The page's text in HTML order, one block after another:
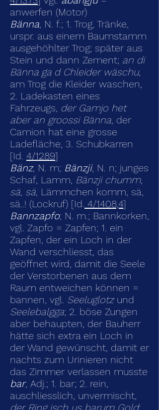
anwerfen (Motor)
Bänna, N. f.; 1. Trog, Tränke,
urspr. aus einem Baumstamm
ausgehöhlter Trog; später aus
Stein und dann Zement; an di
Bänna ga d Chleider wäschu,
am Trog die Kleider waschen,
2. Ladekasten eines
Fahrzeugs, der Gamjo het
aber an groossi Bänna, der
Camion hat eine grosse
Ladefläche, 3. Schubkarren
[Id. 4/1289]
Bänz, N. m; Bänzji, N. n; junges
Schaf, Lamm, Bänzji chumm,
sä, sä, Lämmchen komm, sä,
sä..! (Lockruf) [Id. 4/1408,4]
Bannzapfo; N. m.; Bannkorken,
vgl. Zapfo = Zapfen; 1. ein
Zapfen, der ein Loch in der
Wand verschliesst, das
geöffnet wird, damit die Seele
der Verstorbenen aus dem
Raum entweichen können =
bannen, vgl. Seeluglotz und
Seelebalgga; 2. böse Zungen
aber behaupten, der Bauherr
hätte sich extra ein Loch in
der Wand gewünscht, damit er
nachts zum Urinieren nicht
das Zimmer verlassen musste
bar, Adj.; 1. bar; 2. rein,
auschliesslich, unvermischt,
der Ring isch us barum Gold;